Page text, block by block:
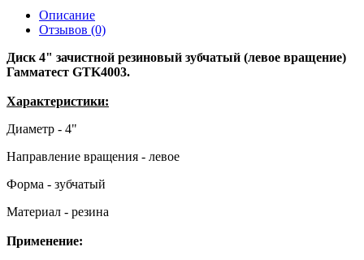
Описание
Отзывов (0)
Диск 4" зачистной резиновый зубчатый (левое вращение)
Гамматест GTK4003.
Характеристики:
Диаметр - 4"
Направление вращения - левое
Форма - зубчатый
Материал - резина
Применение: